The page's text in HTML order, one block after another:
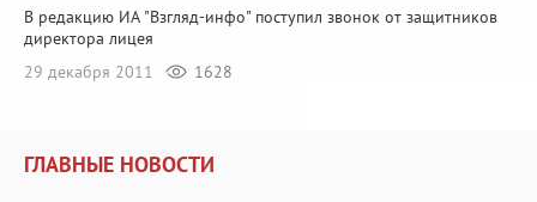
В редакцию ИА "Взгляд-инфо" поступил звонок от защитников
директора лицея
29 декабря 2011
1628
ГЛАВНЫЕ НОВОСТИ